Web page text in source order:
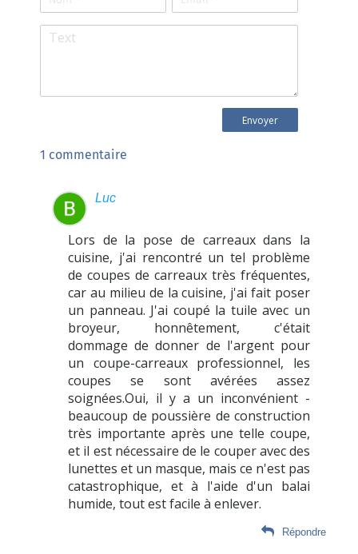
1 commentaire
Luc
Lors de la pose de carreaux dans la
cuisine, j'ai rencontré un tel problème
de coupes de carreaux très fréquentes,
car au milieu de la cuisine, j'ai fait poser
un panneau. J'ai coupé la tuile avec un
broyeur, honnêtement, c'était
dommage de donner de l'argent pour
un coupe-carreaux professionnel, les
coupes se sont avérées assez
soignées.Oui, il y a un inconvénient -
beaucoup de poussière de construction
très importante après une telle coupe,
et il est nécessaire de le couper avec des
lunettes et un masque, mais ce n'est pas
catastrophique, et à l'aide d'un balai
humide, tout est facile à enlever.
Répondre